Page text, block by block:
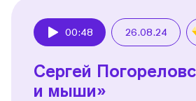
00:48 26.08.24
Сергей
и мыши»